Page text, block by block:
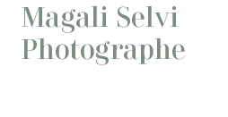
Aller
contenu
Magali Selvi
Photographe